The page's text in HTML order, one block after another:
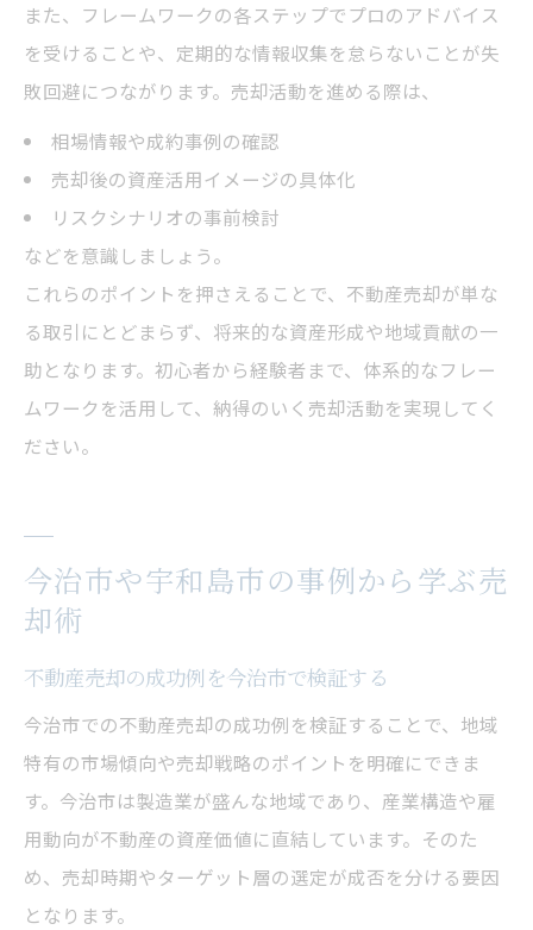
また、フレームワークの各ステップでプロのアドバイス
を受けることや、定期的な情報収集を怠らないことが失
敗回避につながります。売却活動を進める際は、
相場情報や成約事例の確認
売却後の資産活用イメージの具体化
リスクシナリオの事前検討
などを意識しましょう。
これらのポイントを押さえることで、不動産売却が単な
る取引にとどまらず、将来的な資産形成や地域貢献の一
助となります。初心者から経験者まで、体系的なフレー
ムワークを活用して、納得のいく売却活動を実現してく
ださい。
今治市や宇和島市の事例から学ぶ売
却術
不動産売却の成功例を今治市で検証する
今治市での不動産売却の成功例を検証することで、地域
特有の市場傾向や売却戦略のポイントを明確にできま
す。今治市は製造業が盛んな地域であり、産業構造や雇
用動向が不動産の資産価値に直結しています。そのた
め、売却時期やターゲット層の選定が成否を分ける要因
となります。